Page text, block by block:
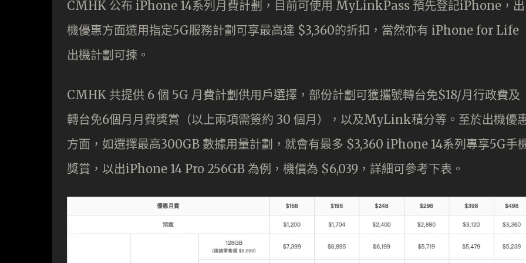
CMHK 公布 iPhone 14系列月費計劃，目前可使用 MyLinkPass 預先登記iPhone，出
機優惠方面選用指定5G服務計劃可享最高達 $3,360的折扣，當然亦有 iPhone for Life
出機計劃可揀。
CMHK 共提供 6 個 5G 月費計劃供用戶選擇，部份計劃可獲攜號轉台免$18/月行政費及
轉台免6個月月費獎賞（以上兩項需簽約 30 個月），以及MyLink積分等。至於出機優
方面，如選擇最高300GB 數據用量計劃，就會有最多 $3,360 iPhone 14系列專享5G手
獎賞，以出iPhone 14 Pro 256GB 為例，機價為 $6,039，詳細可參考下表。